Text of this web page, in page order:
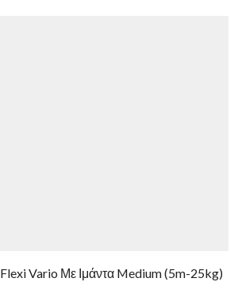
Flexi Vario Με Ιμάντα Medium (5m-25kg)